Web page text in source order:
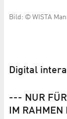
Bild: © WISTA
Digital
--- NUR FÜR
IM RAHMEN